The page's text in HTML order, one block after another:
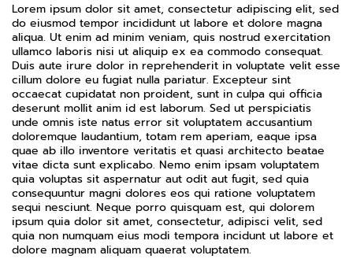
Lorem ipsum dolor sit amet, consectetur adipiscing elit, sed
do eiusmod tempor incididunt ut labore et dolore magna
aliqua. Ut enim ad minim veniam, quis nostrud exercitation
ullamco laboris nisi ut aliquip ex ea commodo consequat.
Duis aute irure dolor in reprehenderit in voluptate velit esse
cillum dolore eu fugiat nulla pariatur. Excepteur sint
occaecat cupidatat non proident, sunt in culpa qui officia
deserunt mollit anim id est laborum. Sed ut perspiciatis
unde omnis iste natus error sit voluptatem accusantium
doloremque laudantium, totam rem aperiam, eaque ipsa
quae ab illo inventore veritatis et quasi architecto beatae
vitae dicta sunt explicabo. Nemo enim ipsam voluptatem
quia voluptas sit aspernatur aut odit aut fugit, sed quia
consequuntur magni dolores eos qui ratione voluptatem
sequi nesciunt. Neque porro quisquam est, qui dolorem
ipsum quia dolor sit amet, consectetur, adipisci velit, sed
quia non numquam eius modi tempora incidunt ut labore et
dolore magnam aliquam quaerat voluptatem.